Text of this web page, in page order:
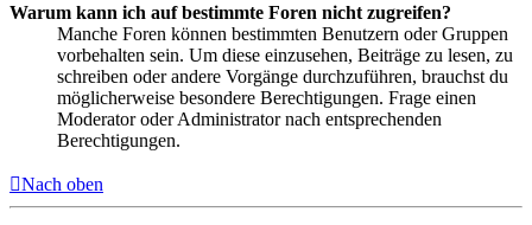
Warum kann ich auf bestimmte Foren nicht zugreifen?
Manche Foren können bestimmten Benutzern oder Gruppen
vorbehalten sein. Um diese einzusehen, Beiträge zu lesen, zu
schreiben oder andere Vorgänge durchzuführen, brauchst du
möglicherweise besondere Berechtigungen. Frage einen
Moderator oder Administrator nach entsprechenden
Berechtigungen.
Nach oben